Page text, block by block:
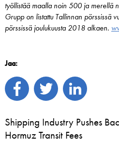
työllistää maalla noin 500 ja merellä
Grupp on listattu Tallinnan pörssissä
pörssissä joulukuusta 2018 alkaen.
Jaa:
Shipping Industry Pushes
Hormuz Transit Fees